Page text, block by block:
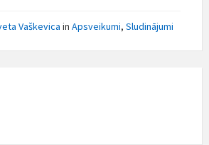
Vaškevica in Apsveikumi, Sludinājumi